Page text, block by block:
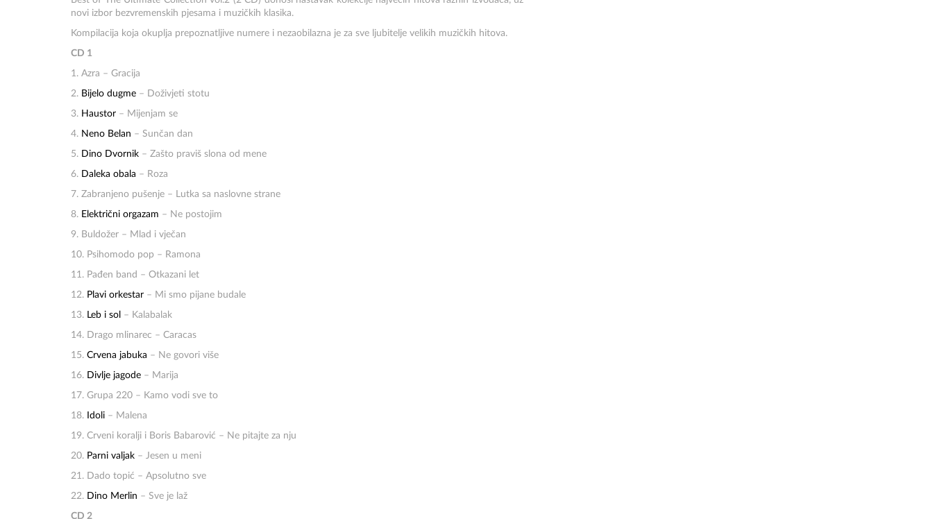
novi izbor bezvremenskih pjesama i muzičkih klasika.
Kompilacija koja okuplja prepoznatljive numere i nezaobilazna je za sve ljubitelje velikih muzičkih hitova.
CD 1
1. Azra – Gracija
2. Bijelo dugme – Doživjeti stotu
3. Haustor – Mijenjam se
4. Neno Belan – Sunčan dan
5. Dino Dvornik – Zašto praviš slona od mene
6. Daleka obala – Roza
7. Zabranjeno pušenje – Lutka sa naslovne strane
8. Električni orgazam – Ne postojim
9. Buldožer – Mlad i vječan
10. Psihomodo pop – Ramona
11. Pađen band – Otkazani let
12. Plavi orkestar – Mi smo pijane budale
13. Leb i sol – Kalabalak
14. Drago mlinarec – Caracas
15. Crvena jabuka – Ne govori više
16. Divlje jagode – Marija
17. Grupa 220 – Kamo vodi sve to
18. Idoli – Malena
19. Crveni koralji i Boris Babarović – Ne pitajte za nju
20. Parni valjak – Jesen u meni
21. Dado topić – Apsolutno sve
22. Dino Merlin – Sve je laž
CD 2